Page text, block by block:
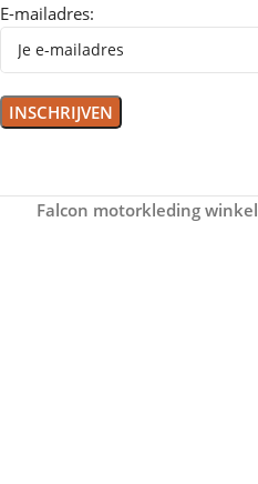
E-mailadres:
Falcon motorkleding winkel